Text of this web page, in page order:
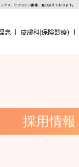
ス、ヒアルロン酸等、取り揃えております。
えだメディカル
設する美容クリ
念 皮膚科(保険診療)
採用情報